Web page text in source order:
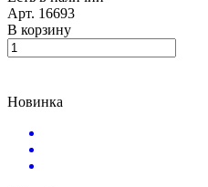
Арт. 16693
В корзину
Новинка